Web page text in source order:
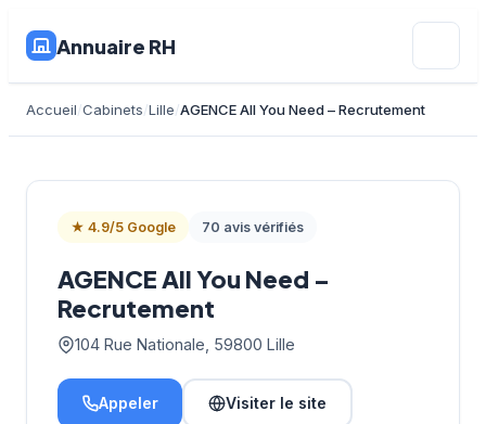
Annuaire RH
Accueil Cabinets Lille AGENCE All You Need – Recrutement
★ 4.9/5 Google 70 avis vérifiés
AGENCE All You Need –
Recrutement
104 Rue Nationale, 59800 Lille
Appeler Visiter le site